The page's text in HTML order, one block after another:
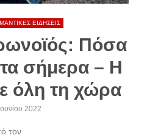
ΕΙΔΗΣΕΙΣ
Πόσα
σήμερα – Η
όλη τη χώρα
2022
τον